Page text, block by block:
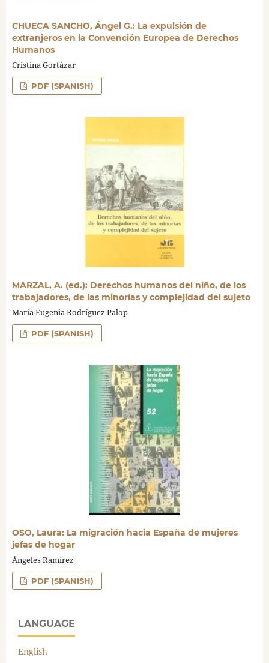
CHUECA SANCHO, Ángel G.: La expulsión de
extranjeros en la Convención Europea de Derechos
Humanos
Cristina Gortázar
PDF (SPANISH)
MARZAL, A. (ed.): Derechos humanos del niño, de los
trabajadores, de las minorías y complejidad del sujeto
María Eugenia Rodríguez Palop
PDF (SPANISH)
OSO, Laura: La migración hacia España de mujeres
jefas de hogar
Ángeles Ramírez
PDF (SPANISH)
LANGUAGE
English